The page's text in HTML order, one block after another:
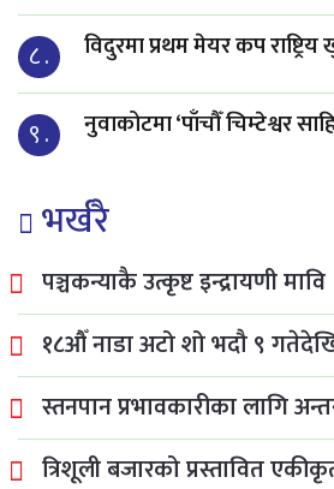
८ . विदुरमा प्रथम मेयर कप
९ . नुवाकोटमा ‘पाँचौँ चिम्टेश्वर
भर्खरै
पञ्चकन्याकै उत्कृष्ट इन्द्रायणी मावि
१८औँ नाडा अटो शो भदौ ९
स्तनपान प्रभावकारीका लागि
त्रिशूली बजारको प्रस्तावित